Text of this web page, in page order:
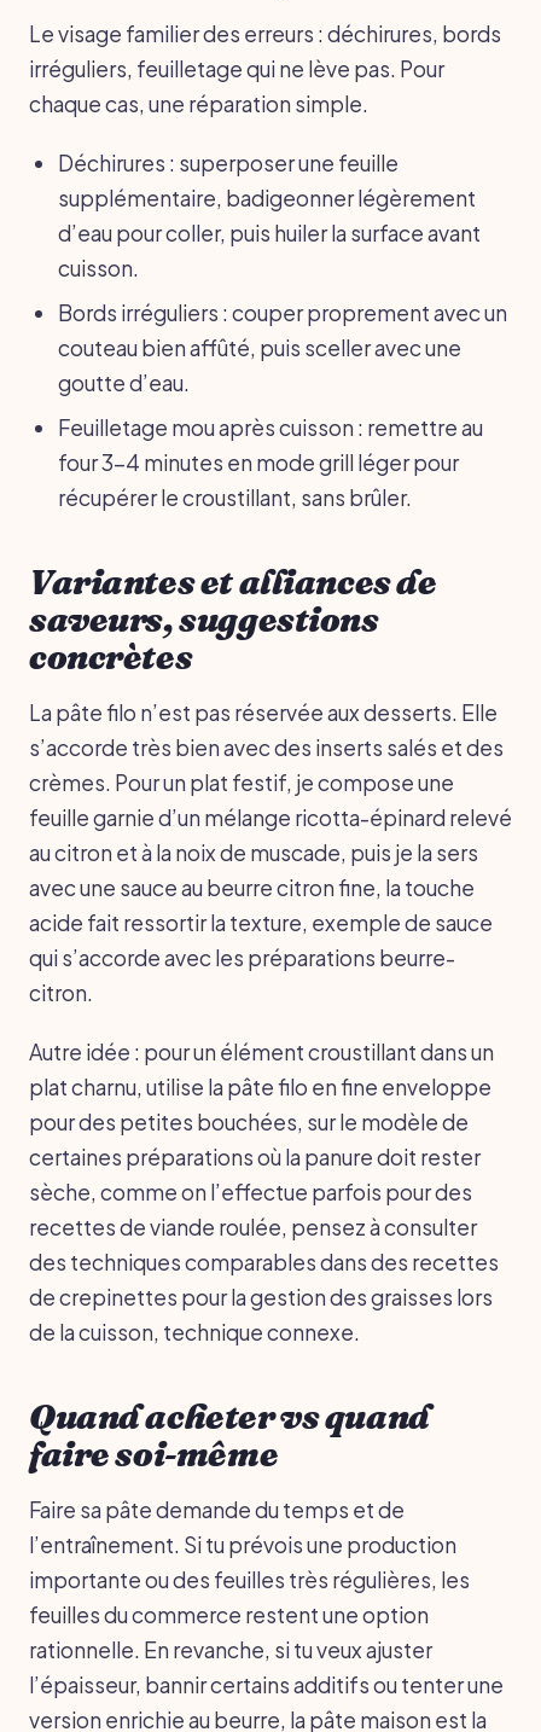
Le visage familier des erreurs : déchirures, bords
irréguliers, feuilletage qui ne lève pas. Pour
chaque cas, une réparation simple.
Déchirures : superposer une feuille
supplémentaire, badigeonner légèrement
d’eau pour coller, puis huiler la surface avant
cuisson.
Bords irréguliers : couper proprement avec un
couteau bien affûté, puis sceller avec une
goutte d’eau.
Feuilletage mou après cuisson : remettre au
four 3-4 minutes en mode grill léger pour
récupérer le croustillant, sans brûler.
Variantes et alliances de
saveurs, suggestions
concrètes
La pâte filo n’est pas réservée aux desserts. Elle
s’accorde très bien avec des inserts salés et des
crèmes. Pour un plat festif, je compose une
feuille garnie d’un mélange ricotta-épinard relevé
au citron et à la noix de muscade, puis je la sers
avec une sauce au beurre citron fine, la touche
acide fait ressortir la texture, exemple de sauce
qui s’accorde avec les préparations beurre-
citron.
Autre idée : pour un élément croustillant dans un
plat charnu, utilise la pâte filo en fine enveloppe
pour des petites bouchées, sur le modèle de
certaines préparations où la panure doit rester
sèche, comme on l’effectue parfois pour des
recettes de viande roulée, pensez à consulter
des techniques comparables dans des recettes
de crepinettes pour la gestion des graisses lors
de la cuisson, technique connexe.
Quand acheter vs quand
faire soi-même
Faire sa pâte demande du temps et de
l’entraînement. Si tu prévois une production
importante ou des feuilles très régulières, les
feuilles du commerce restent une option
rationnelle. En revanche, si tu veux ajuster
l’épaisseur, bannir certains additifs ou tenter une
version enrichie au beurre, la pâte maison est la